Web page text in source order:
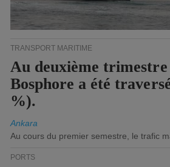
TRANSPORT MARITIME
Au deuxième
Bosphore a été
%).
Ankara
Au cours du premier semestre, le trafic
PORTS